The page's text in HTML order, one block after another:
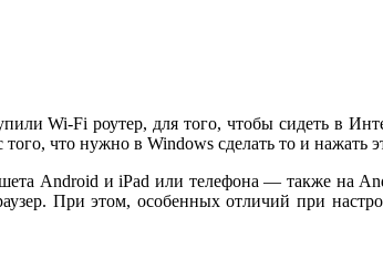
Wi-Fi роутер, для того, чтобы сидеть в
что нужно в Windows сделать то и нажать
Android и iPad или телефона — также на
При этом, особенных отличий при